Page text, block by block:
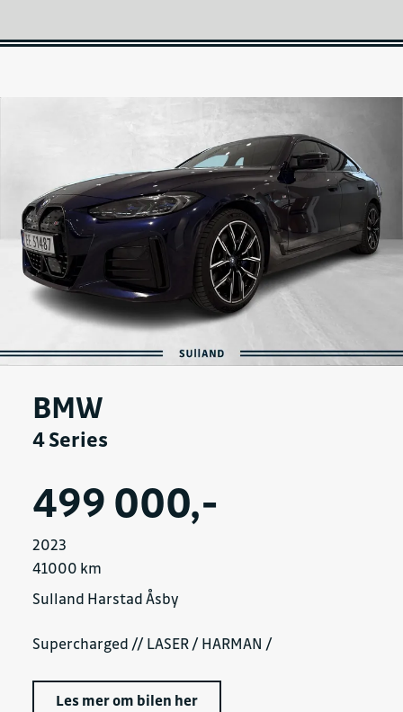
BMW
4 Series
499 000,-
2023
41000 km
Sulland Harstad Åsby
Supercharged // LASER / HARMAN /
Les mer om bilen her